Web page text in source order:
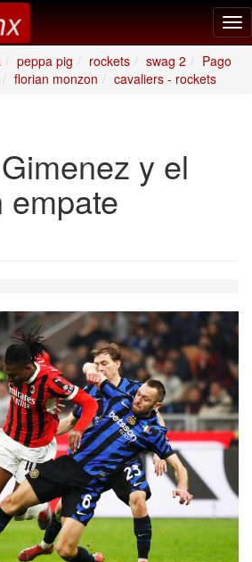
peppa pig rockets swag 2
Pago
florian monzon cavaliers - rockets
y el
empate